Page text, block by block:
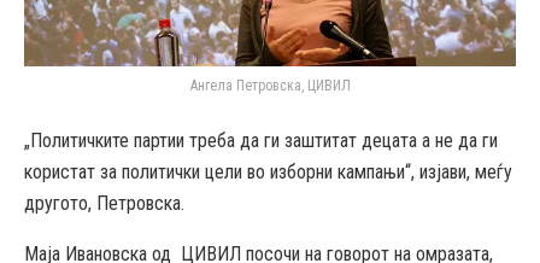
Ангела Петровска, ЦИВИЛ
„Политичките партии треба да ги заштитат децата а не да ги
користат за политички цели во изборни кампањи“, изјави, меѓу
другото, Петровска.
Маја Ивановска од ЦИВИЛ посочи на говорот на омразата,